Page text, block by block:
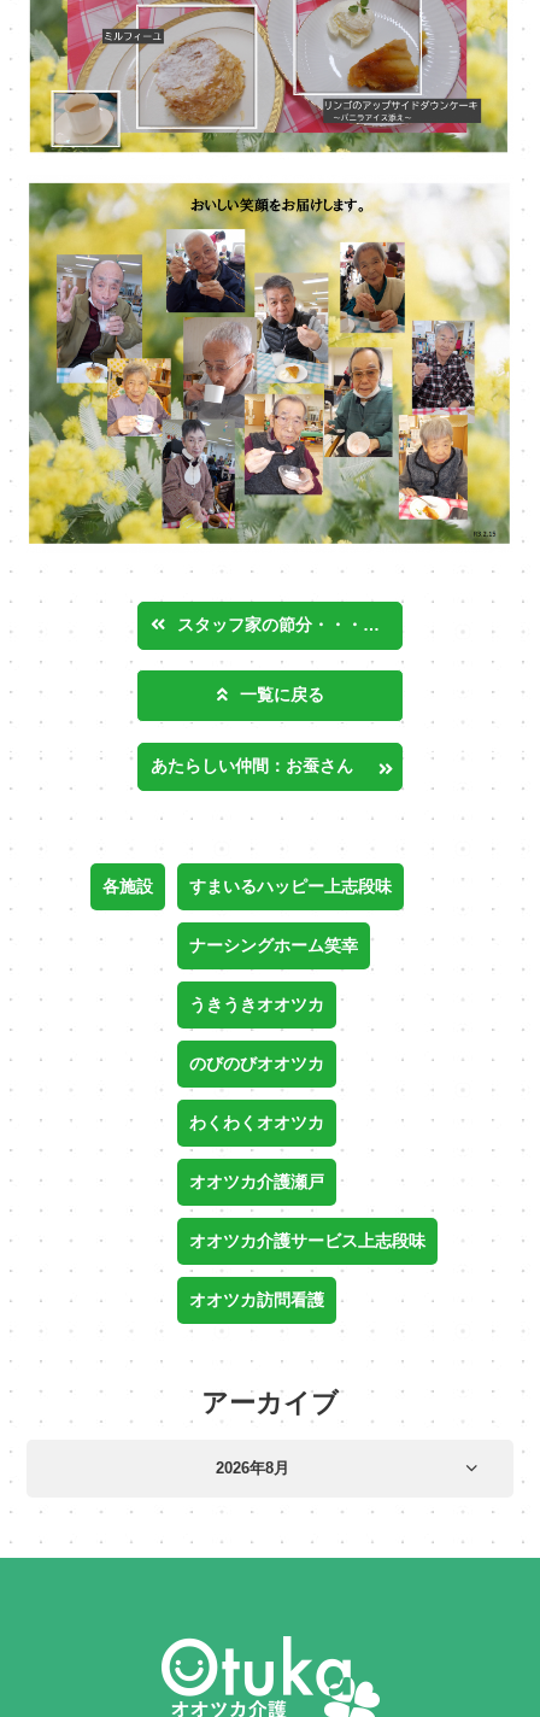
スタッフ家の節分・・・オオツカ介護サービス瀬戸
一覧に戻る
あたらしい仲間：お蚕さん
各施設 すまいるハッピー上志段味
ナーシングホーム笑幸
うきうきオオツカ
のびのびオオツカ
わくわくオオツカ
オオツカ介護瀬戸
オオツカ介護サービス上志段味
オオツカ訪問看護
アーカイブ